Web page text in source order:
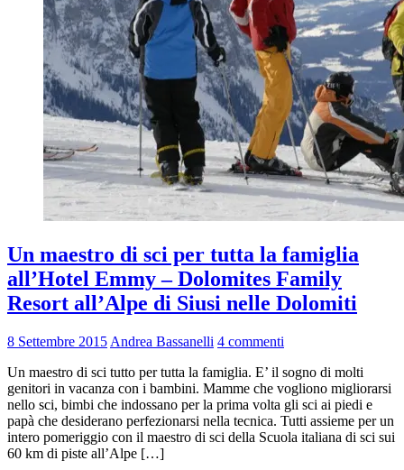
Un maestro di sci per tutta la famiglia
all’Hotel Emmy – Dolomites Family
Resort all’Alpe di Siusi nelle Dolomiti
8 Settembre 2015 Andrea Bassanelli 4 commenti
Un maestro di sci tutto per tutta la famiglia. E’ il sogno di molti
genitori in vacanza con i bambini. Mamme che vogliono migliorarsi
nello sci, bimbi che indossano per la prima volta gli sci ai piedi e
papà che desiderano perfezionarsi nella tecnica. Tutti assieme per un
intero pomeriggio con il maestro di sci della Scuola italiana di sci sui
60 km di piste all’Alpe […]